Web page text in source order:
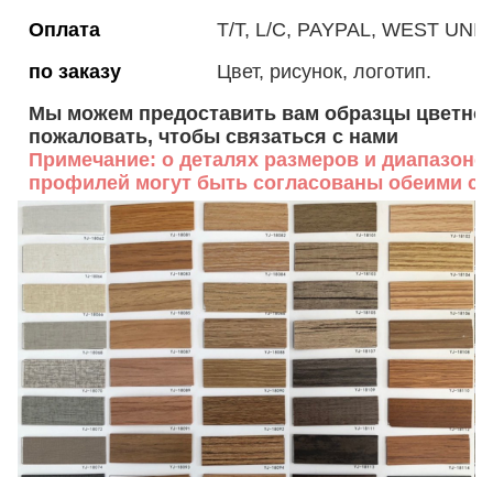
Оплата
T/T, L/C, PAYPAL, WEST
по заказу
Цвет, рисунок, логотип.
Мы можем предоставить вам образцы
пожаловать, чтобы связаться с нами
Примечание: о деталях размеров и
профилей могут быть согласованы обеими